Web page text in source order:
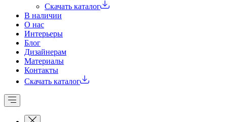
Скачать каталог
В наличии
О нас
Интерьеры
Блог
Дизайнерам
Материалы
Контакты
Скачать каталог